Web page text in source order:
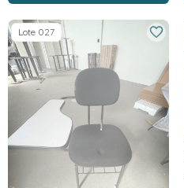
Lote 027